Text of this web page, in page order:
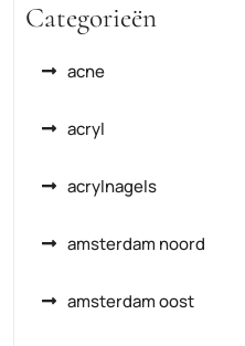
Categorieën
acne
acryl
acrylnagels
amsterdam noord
amsterdam oost